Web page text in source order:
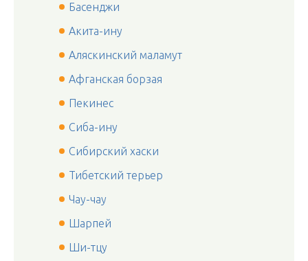
Басенджи
Акита-ину
Аляскинский маламут
Афганская борзая
Пекинес
Сиба-ину
Сибирский хаски
Тибетский терьер
Чау-чау
Шарпей
Ши-тцу